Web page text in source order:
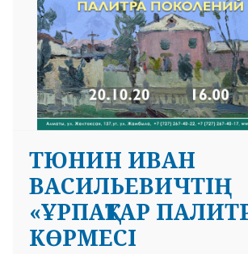
ТЮНИН ИВАН
ВАСИЛЬЕВИЧТІҢ
«ҰРПАҚТАР
КӨРМЕСІ